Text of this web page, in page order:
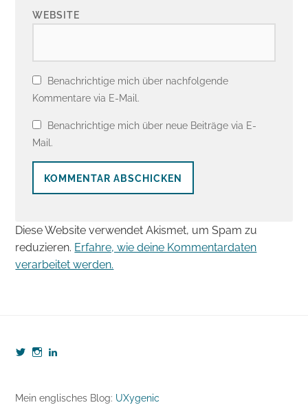
WEBSITE
Benachrichtige mich über nachfolgende
Kommentare via E-Mail.
Benachrichtige mich über neue Beiträge via E-
Mail.
Diese Website verwendet Akismet, um Spam zu
reduzieren. Erfahre, wie deine Kommentardaten
verarbeitet werden.
Profil
Twitter
anzeigen
Profil
Instagram
anzeigen
8190b5b7
Mein englisches Blog: UXygenic